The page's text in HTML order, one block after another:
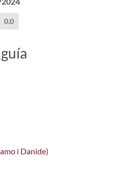
0.0La valoración media es de 0
i Danide)